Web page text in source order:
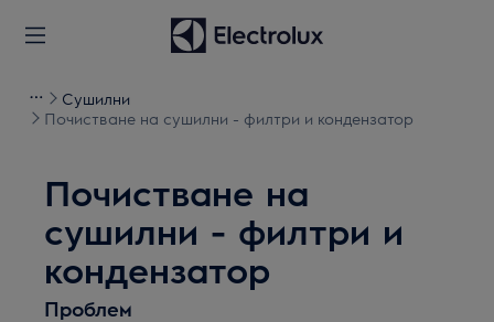
Сушилни
Почистване на сушилни - филтри и кондензатор
Почистване на
сушилни - филтри и
кондензатор
Проблем